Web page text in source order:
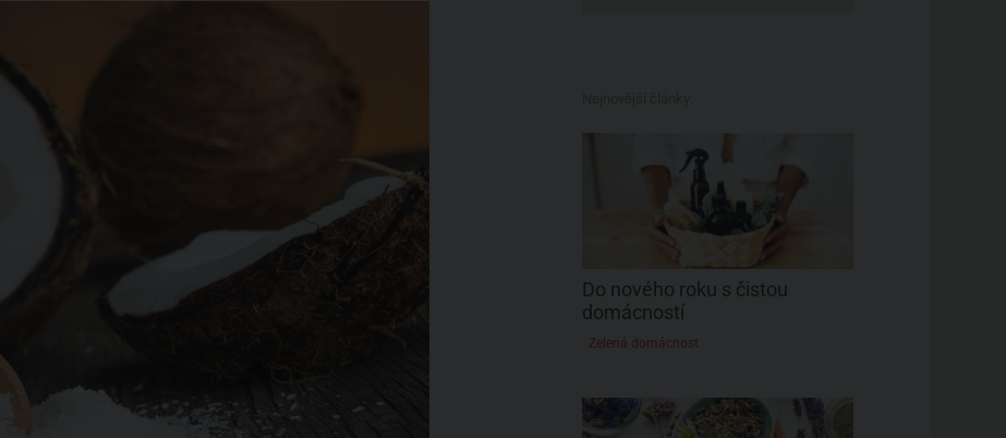
Do nového roku s čistou
domácností
Zelená domácnost